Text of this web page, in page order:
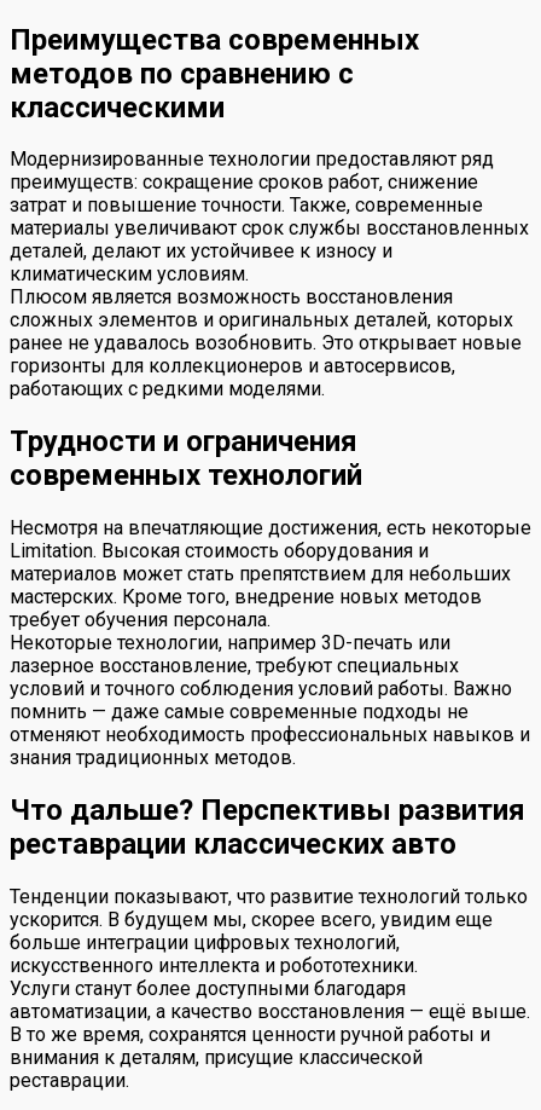
Преимущества современных
методов по сравнению с
классическими
Модернизированные технологии предоставляют ряд
преимуществ: сокращение сроков работ, снижение
затрат и повышение точности. Также, современные
материалы увеличивают срок службы восстановленных
деталей, делают их устойчивее к износу и
климатическим условиям.
Плюсом является возможность восстановления
сложных элементов и оригинальных деталей, которых
ранее не удавалось возобновить. Это открывает новые
горизонты для коллекционеров и автосервисов,
работающих с редкими моделями.
Трудности и ограничения
современных технологий
Несмотря на впечатляющие достижения, есть некоторые
Limitation. Высокая стоимость оборудования и
материалов может стать препятствием для небольших
мастерских. Кроме того, внедрение новых методов
требует обучения персонала.
Некоторые технологии, например 3D-печать или
лазерное восстановление, требуют специальных
условий и точного соблюдения условий работы. Важно
помнить — даже самые современные подходы не
отменяют необходимость профессиональных навыков и
знания традиционных методов.
Что дальше? Перспективы развития
реставрации классических авто
Тенденции показывают, что развитие технологий только
ускорится. В будущем мы, скорее всего, увидим еще
больше интеграции цифровых технологий,
искусственного интеллекта и робототехники.
Услуги станут более доступными благодаря
автоматизации, а качество восстановления — ещё выше.
В то же время, сохранятся ценности ручной работы и
внимания к деталям, присущие классической
реставрации.